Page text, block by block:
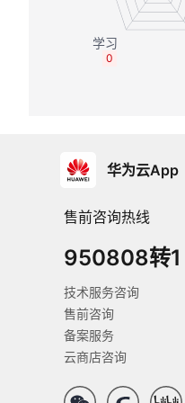
0
华为云App
售前咨询热线
950808转1
技术服务咨询
售前咨询
备案服务
云商店咨询